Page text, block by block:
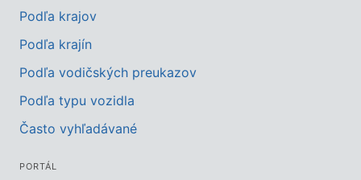
Podľa krajov
Podľa krajín
Podľa vodičských preukazov
Podľa typu vozidla
Často vyhľadávané
PORTÁL